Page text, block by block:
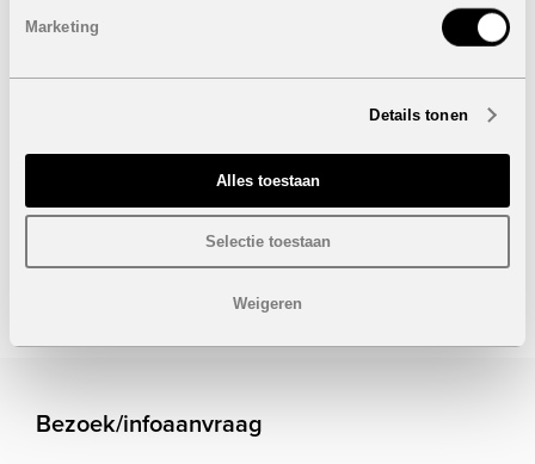
Marketing
Details tonen
Alles toestaan
Selectie toestaan
Weigeren
Airconditioning
Bezoek/infoaanvraag